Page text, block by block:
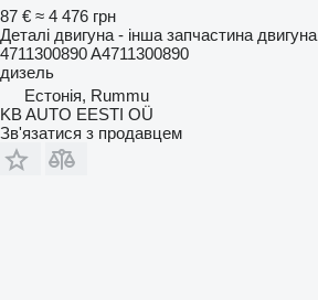
87 € ≈ 4 476 грн
Деталі двигуна - інша запчастина двигуна
4711300890 A4711300890
дизель
Естонія, Rummu
KB AUTO EESTI OÜ
Зв'язатися з продавцем